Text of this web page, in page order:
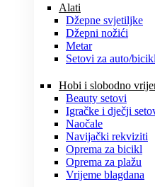
Alati
Džepne svjetiljke
Džepni nožići
Metar
Setovi za auto/bicikl
Hobi i slobodno
Beauty setovi
Igračke i dječji
Naočale
Navijački rekviziti
Oprema za bicikl
Oprema za plažu
Vrijeme blagdana